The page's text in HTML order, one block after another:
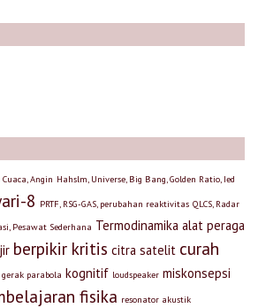
Angin Hahslm, Universe, Big Bang, Golden Ratio, Ied
8 PRTF, RSG-GAS, perubahan reaktivitas QLCS, Radar
Pesawat Sederhana Termodinamika alat peraga
berpikir kritis citra satelit curah
gerak parabola kognitif loudspeaker miskonsepsi
fisika resonator akustik